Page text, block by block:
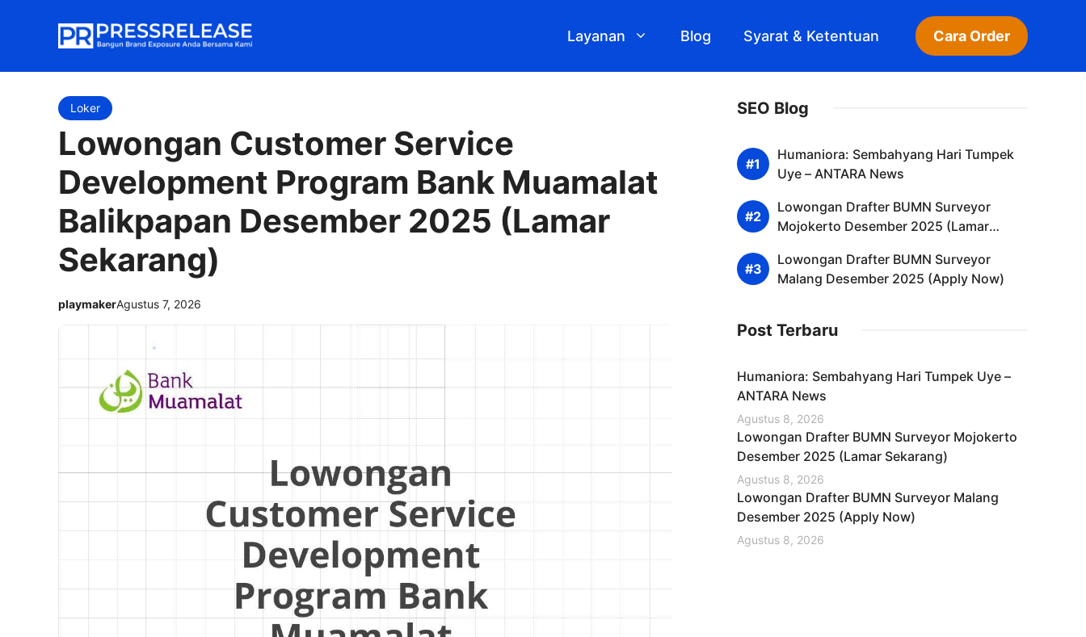
Layanan Blog Syarat & Ketentuan Cara Order
Loker
Lowongan Customer Service
Development Program Bank Muamalat
Balikpapan Desember 2025 (Lamar
Sekarang)
playmakerAgustus 7, 2026
SEO Blog
Humaniora: Sembahyang Hari Tumpek
Uye – ANTARA News
Lowongan Drafter BUMN Surveyor
Mojokerto Desember 2025 (Lamar
Lowongan Drafter BUMN Surveyor
Malang Desember 2025 (Apply Now)
Post Terbaru
Humaniora: Sembahyang Hari Tumpek Uye –
ANTARA News
Agustus 8, 2026
Lowongan Drafter BUMN Surveyor Mojokerto
Desember 2025 (Lamar Sekarang)
Agustus 8, 2026
Lowongan Drafter BUMN Surveyor Malang
Desember 2025 (Apply Now)
Agustus 8, 2026